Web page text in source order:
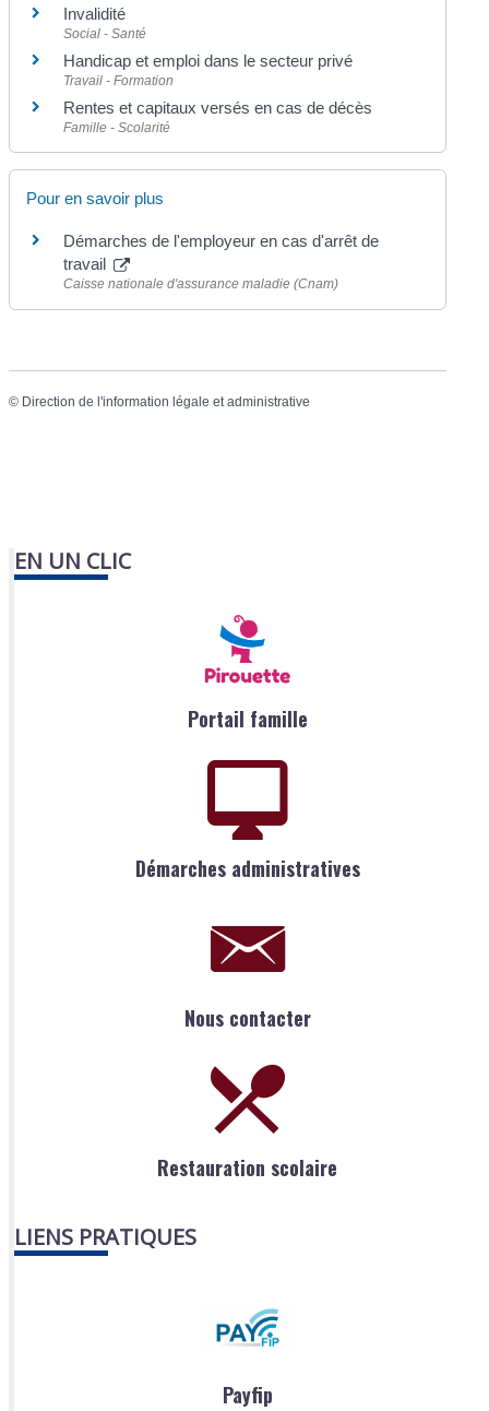
Invalidité
Social - Santé
Handicap et emploi dans le secteur privé
Travail - Formation
Rentes et capitaux versés en cas de décès
Famille - Scolarité
Pour en savoir plus
Démarches de l'employeur en cas d'arrêt de
travail
Caisse nationale d'assurance maladie (Cnam)
© Direction de l'information légale et administrative
EN UN CLIC
Portail famille
Démarches administratives
Nous contacter
Restauration scolaire
LIENS PRATIQUES
Payfip